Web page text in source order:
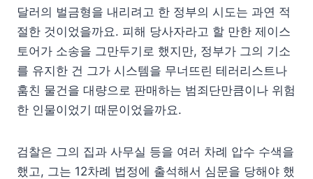
달러의 벌금형을 내리려고 한 정부의 시도는 과연 적
절한 것이었을까요. 피해 당사자라고 할 만한 제이스
토어가 소송을 그만두기로 했지만, 정부가 그의 기소
를 유지한 건 그가 시스템을 무너뜨린 테러리스트나
훔친 물건을 대량으로 판매하는 범죄단만큼이나 위험
한 인물이었기 때문이었을까요.
검찰은 그의 집과 사무실 등을 여러 차례 압수 수색을
했고, 그는 12차례 법정에 출석해서 심문을 당해야 했